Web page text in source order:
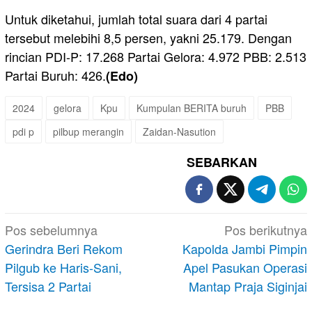
Untuk diketahui, jumlah total suara dari 4 partai
tersebut melebihi 8,5 persen, yakni 25.179. Dengan
rincian PDI-P: 17.268 Partai Gelora: 4.972 PBB: 2.513
Partai Buruh: 426.(Edo)
2024 gelora Kpu Kumpulan BERITA buruh
PBB
pdi p
pilbup merangin Zaidan-Nasution
SEBARKAN
Navigasi
pos
Pos sebelumnya
Gerindra Beri Rekom
Pilgub ke Haris-Sani,
Tersisa 2 Partai
Pos berikutnya
Kapolda Jambi Pimpin
Apel Pasukan Operasi
Mantap Praja Siginjai